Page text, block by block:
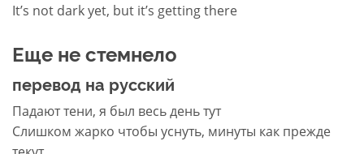
It’s not dark yet, but it’s getting there
Еще не стемнело
перевод на русский
Падают тени, я был весь день тут
Слишком жарко чтобы уснуть, минуты как прежде